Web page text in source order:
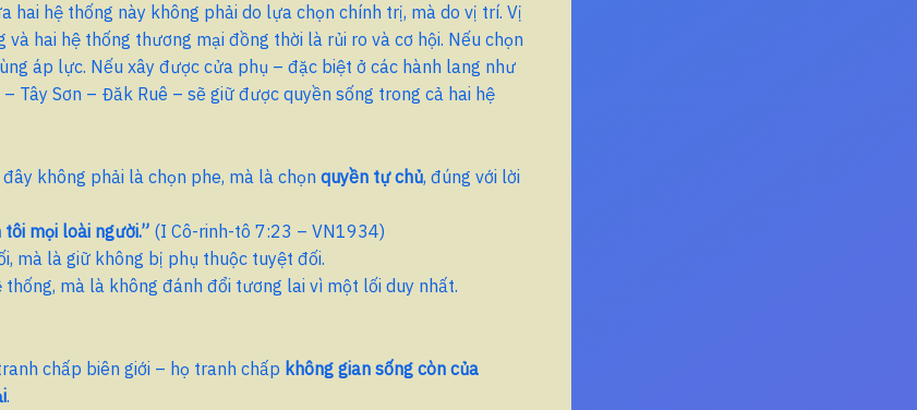
hai hệ thống này không phải do lựa chọn chính trị, mà do vị trí. Vị
và hai hệ thống thương mại đồng thời là rủi ro và cơ hội. Nếu chọn
áp lực. Nếu xây được cửa phụ – đặc biệt ở các hành lang như
Tây Sơn – Đăk Ruê – sẽ giữ được quyền sống trong cả hai hệ
không phải là chọn phe, mà là chọn quyền tự chủ, đúng với lời
mọi loài người.” (I Cô-rinh-tô 7:23 – VN1934)
mà là giữ không bị phụ thuộc tuyệt đối.
thống, mà là không đánh đổi tương lai vì một lối duy nhất.
chấp biên giới – họ tranh chấp không gian sống còn của
.